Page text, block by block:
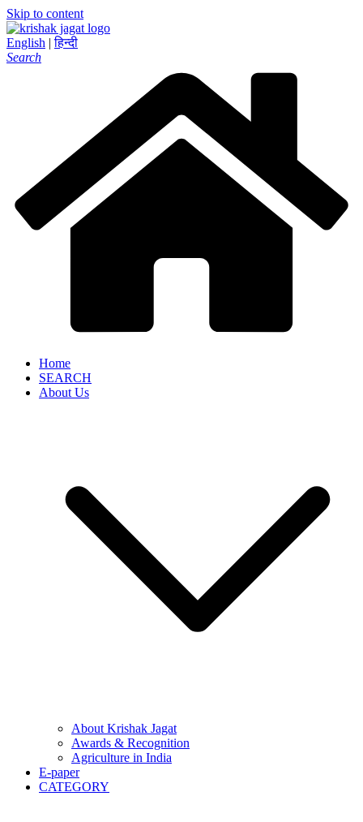
Skip to content
English | हिन्दी
Search
Home
SEARCH
About Us
About Krishak Jagat
Awards & Recognition
Agriculture in India
E-paper
CATEGORY